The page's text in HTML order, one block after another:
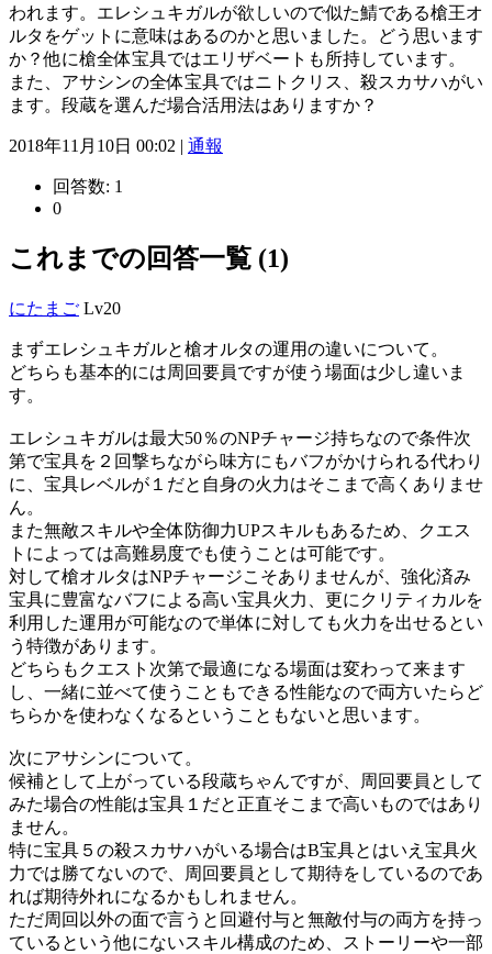
われます。エレシュキガルが欲しいので似た鯖である槍王オ
ルタをゲットに意味はあるのかと思いました。どう思います
か？他に槍全体宝具ではエリザベートも所持しています。
また、アサシンの全体宝具ではニトクリス、殺スカサハがい
ます。段蔵を選んだ場合活用法はありますか？
2018年11月10日 00:02 | 通報
回答数: 1
0
これまでの回答一覧 (1)
にたまご Lv20
まずエレシュキガルと槍オルタの運用の違いについて。
どちらも基本的には周回要員ですが使う場面は少し違いま
す。
エレシュキガルは最大50％のNPチャージ持ちなので条件次
第で宝具を２回撃ちながら味方にもバフがかけられる代わり
に、宝具レベルが１だと自身の火力はそこまで高くありませ
ん。
また無敵スキルや全体防御力UPスキルもあるため、クエス
トによっては高難易度でも使うことは可能です。
対して槍オルタはNPチャージこそありませんが、強化済み
宝具に豊富なバフによる高い宝具火力、更にクリティカルを
利用した運用が可能なので単体に対しても火力を出せるとい
う特徴があります。
どちらもクエスト次第で最適になる場面は変わって来ます
し、一緒に並べて使うこともできる性能なので両方いたらど
ちらかを使わなくなるということもないと思います。
次にアサシンについて。
候補として上がっている段蔵ちゃんですが、周回要員として
みた場合の性能は宝具１だと正直そこまで高いものではあり
ません。
特に宝具５の殺スカサハがいる場合はB宝具とはいえ宝具火
力では勝てないので、周回要員として期待をしているのであ
れば期待外れになるかもしれません。
ただ周回以外の面で言うと回避付与と無敵付与の両方を持っ
ているという他にないスキル構成のため、ストーリーや一部